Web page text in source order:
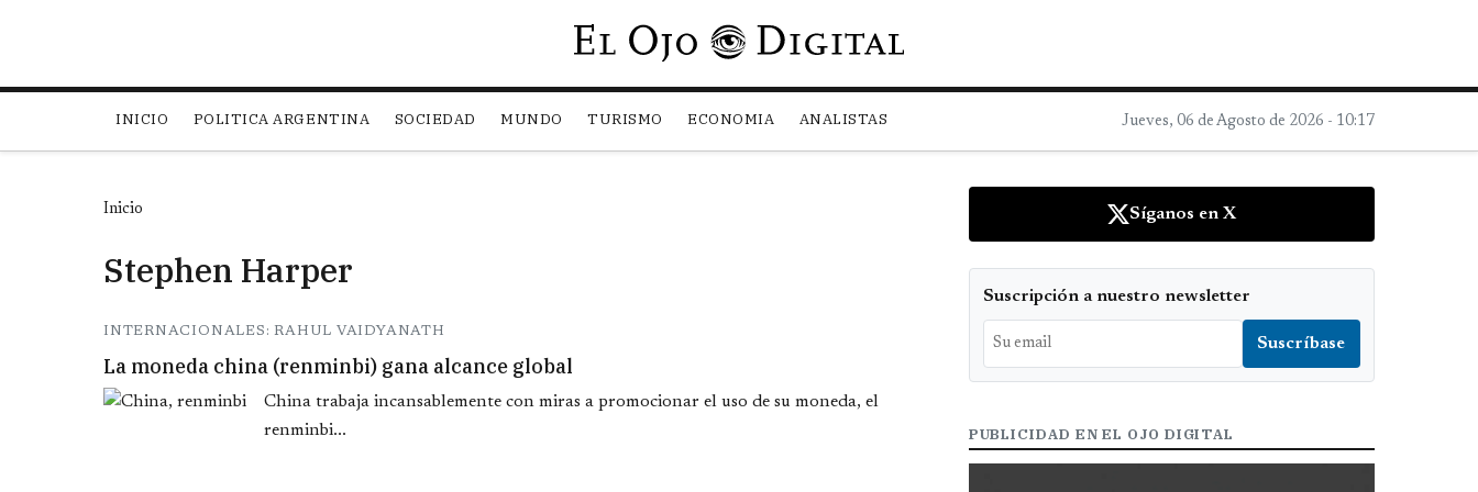
Pasar al contenido principal
INICIO POLITICA ARGENTINA SOCIEDAD MUNDO TURISMO ECONOMIA ANALISTAS Jueves, 06 de Agosto de 2026 - 10:17
Inicio
Stephen Harper
INTERNACIONALES: RAHUL VAIDYANATH
La moneda china (renminbi) gana alcance global
China trabaja incansablemente con miras a promocionar el uso de su moneda, el
renminbi...
Síganos en X
Suscripción a nuestro newsletter
PUBLICIDAD EN EL OJO DIGITAL